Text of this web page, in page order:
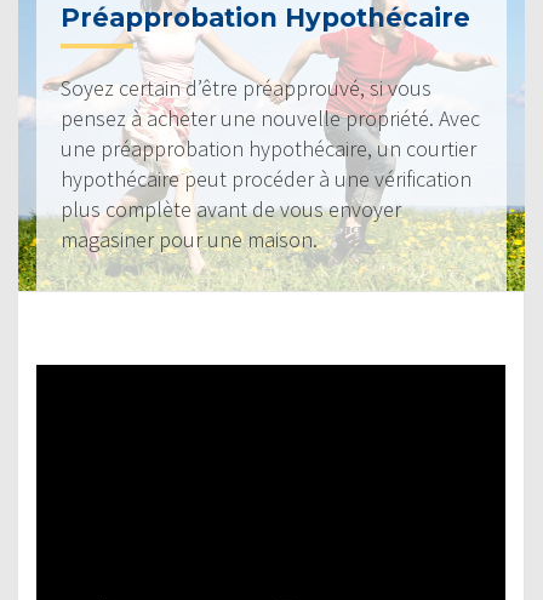
Préapprobation Hypothécaire
Soyez certain d’être préapprouvé, si vous
pensez à acheter une nouvelle propriété. Avec
une préapprobation hypothécaire, un courtier
hypothécaire peut procéder à une vérification
plus complète avant de vous envoyer
magasiner pour une maison.